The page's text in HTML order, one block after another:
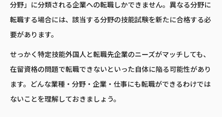
分野」に分類される企業への転職しかできません。異なる分野に
転職する場合には、該当する分野の技能試験を新たに合格する必
要があります。
せっかく特定技能外国人と転職先企業のニーズがマッチしても、
在留資格の問題で転職できないといった自体に陥る可能性があり
ます。どんな業種・分野・企業・仕事にも転職ができるわけでは
ないことを理解しておきましょう。